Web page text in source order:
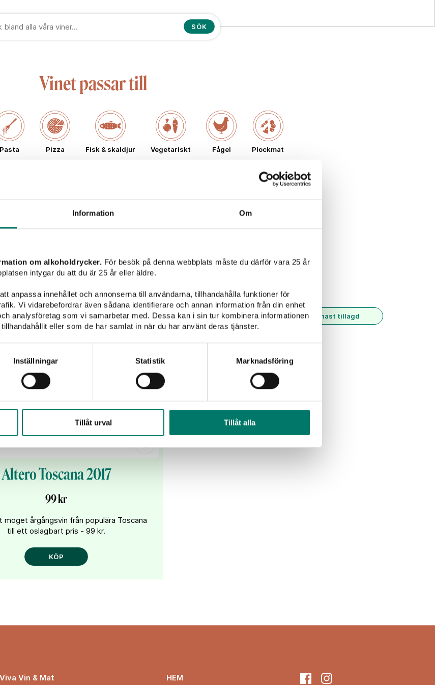
Information Om
om alkoholdrycker. För besök på denna webbplats måste du därför vara 25 år
intygar du att du är 25 år eller äldre.
anpassa innehållet och annonserna till användarna, tillhandahålla funktioner för
Vi vidarebefordrar även sådana identifierare och annan information från din enhet
analysföretag som vi samarbetar med. Dessa kan i sin tur kombinera informationen
eller som de har samlat in när du har använt deras tjänster.
Inställningar Statistik Marknadsföring
Tillåt urval Tillåt alla
SÖK
Vinet passar till
Pasta Pizza Fisk & skaldjur Vegetariskt Fågel Plockmat
Cantinetta Vini
Senast tillagd
Altero Toscana 2017
99 kr
moget årgångsvin från populära Toscana
till ett oslagbart pris - 99 kr.
KÖP
Viva Vin & Mat HEM